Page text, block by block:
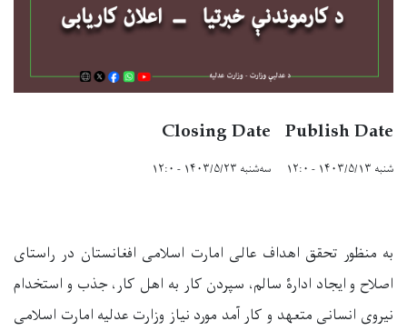
Publish Date
شنبه ۱۴۰۳/۵/۱۳ - ۱۲:۰
Closing Date
سه‌شنبه ۱۴۰۳/۵/۲۳ - ۱۲:۰
به منظور تحقق اهداف عالی امارت اسلامی افغانستان در راستای
اصلاح و ایجاد ادارۀ سالم، سپردن کار به اهل کار، جذب و استخدام
نیروی انسانی متعهد و کار آمد مورد نیاز وزارت عدلیه امارت اسلامی